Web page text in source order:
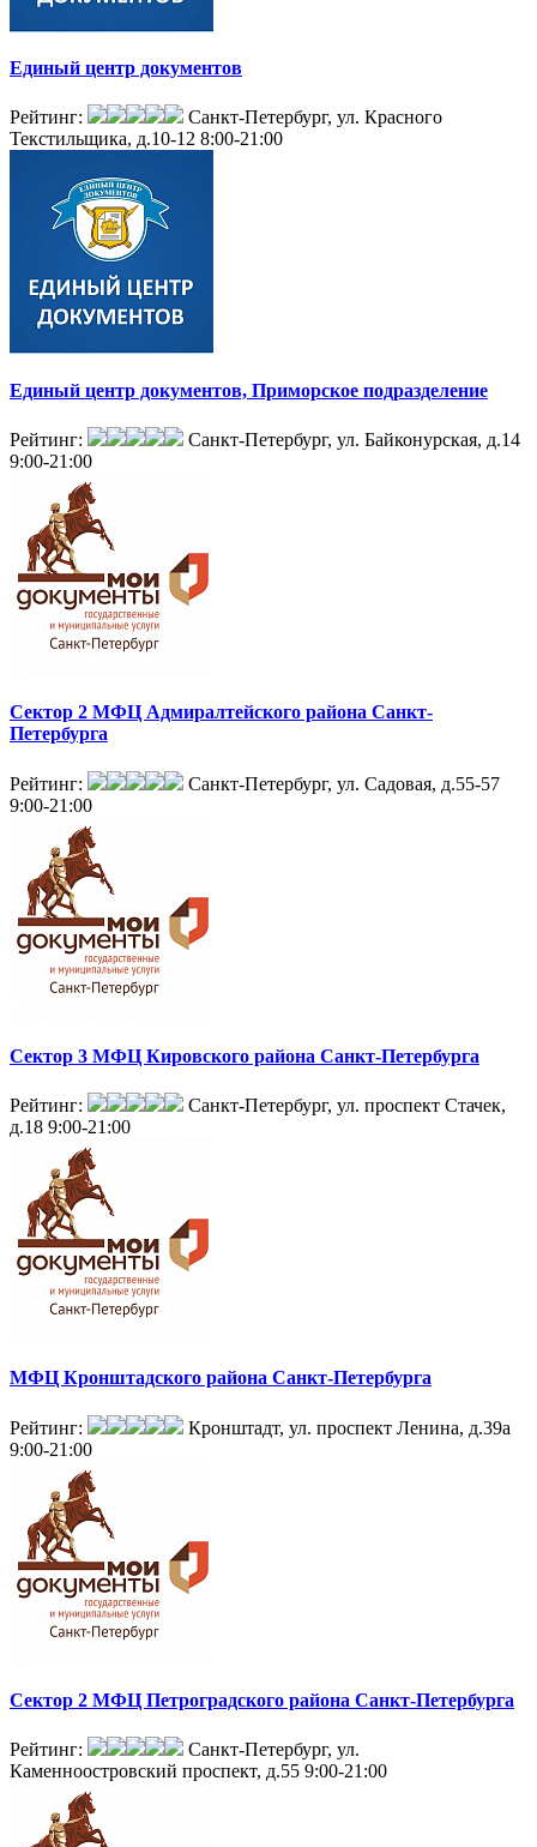
Единый центр документов
Рейтинг:
Санкт-Петербург, ул. Красного
Текстильщика, д.10-12 8:00-21:00
Единый центр документов, Приморское подразделение
Рейтинг:
Санкт-Петербург, ул. Байконурская, д.14
9:00-21:00
Сектор 2 МФЦ Адмиралтейского района Санкт-
Петербурга
Рейтинг:
Санкт-Петербург, ул. Садовая, д.55-57
9:00-21:00
Сектор 3 МФЦ Кировского района Санкт-Петербурга
Рейтинг:
Санкт-Петербург, ул. проспект Стачек,
д.18 9:00-21:00
МФЦ Кронштадского района Санкт-Петербурга
Рейтинг:
Кронштадт, ул. проспект Ленина, д.39а
9:00-21:00
Сектор 2 МФЦ Петроградского района Санкт-Петербурга
Рейтинг:
Санкт-Петербург, ул.
Каменноостровский проспект, д.55 9:00-21:00